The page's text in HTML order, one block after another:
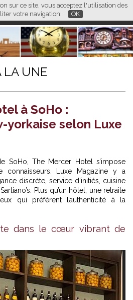
sur ce site, vous acceptez l'utilisation des
votre navigation.
OK
FR EN CN
LA UNE
à SoHo :
yorkaise selon Luxe
SoHo, The Mercer Hotel s’impose
connaisseurs. Luxe Magazine y a
discrète, service d’initiés, cuisine
Plus qu’un hôtel, une retraite
qui préfèrent l’authenticité à la
dans le cœur vibrant de